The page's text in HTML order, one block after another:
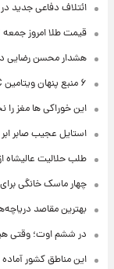
ائتلاف دفاعی جدید
قیمت طلا امروز جمعه ۱۶ مرداد ۱۴۰۵
هشدار محسن رضایی
۶ منبع پنهان ویتامین C
این خوراکی ها مغز
استایل عجیب صابر
طلب حلالیت عالیشاه
چهار ماسک خانگی
بهترین مقاصد
در ششم اوت؛ وقتی
این مناطق کشور آماده